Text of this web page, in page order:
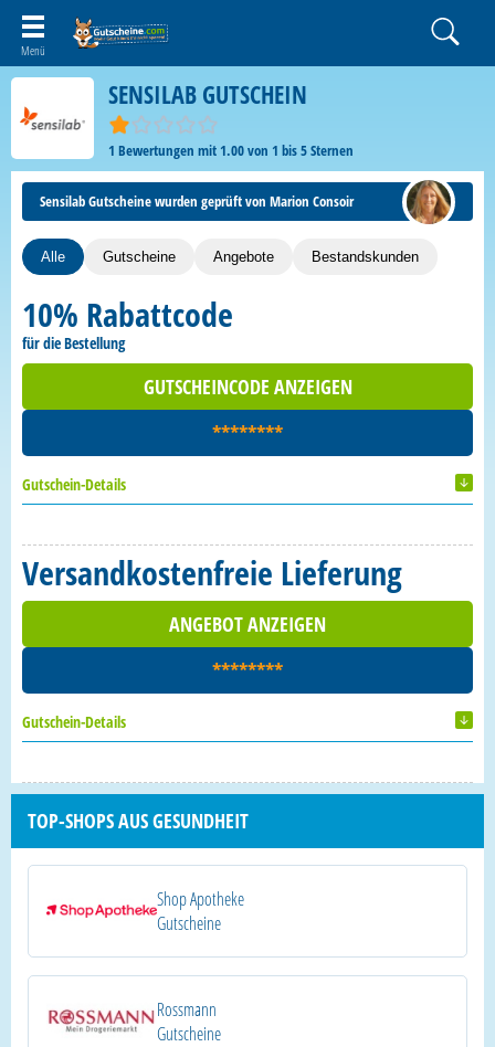
SENSILAB GUTSCHEIN
1 Bewertungen mit 1.00von 1 bis5Sternen
Sensilab Gutscheine wurden geprüft von Marion Consoir
Alle Gutscheine Angebote Bestandskunden
10% Rabattcode
für die Bestellung
GUTSCHEINCODE ANZEIGEN
********
Gutschein-Details
Versandkostenfreie Lieferung
ANGEBOT ANZEIGEN
********
Gutschein-Details
TOP-SHOPS AUS GESUNDHEIT
Shop Apotheke
Gutscheine
Rossmann
Gutscheine